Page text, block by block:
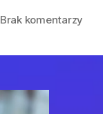
Brak komentarzy